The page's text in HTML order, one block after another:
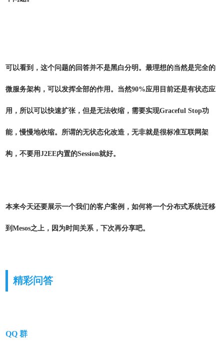
可以看到，这个问题的回答并不是黑白分明。最理想的当然是完全的
微服务架构，可以发挥全部的作用。当然90%应用目前还是有状态应
用，所以可以快速扩张，但是无法收缩，需要实现Graceful Stop功
能，慢慢地收缩。所谓的无状态化改造，无非就是很标准互联网架
构，不要用J2EE内置的Session就好。
本来今天还要展示一个我们的客户案例，如何将一个分布式系统迁移
到Mesos之上，因为时间关系，下次再分享吧。
精彩问答
QQ 群